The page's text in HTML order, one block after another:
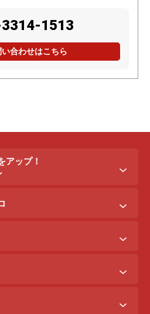
1513
い合わせはこちら
アップ！
テイング